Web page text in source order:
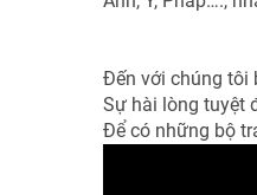
Đến với chúng tôi
Sự hài lòng tuyệt
Để có những bộ